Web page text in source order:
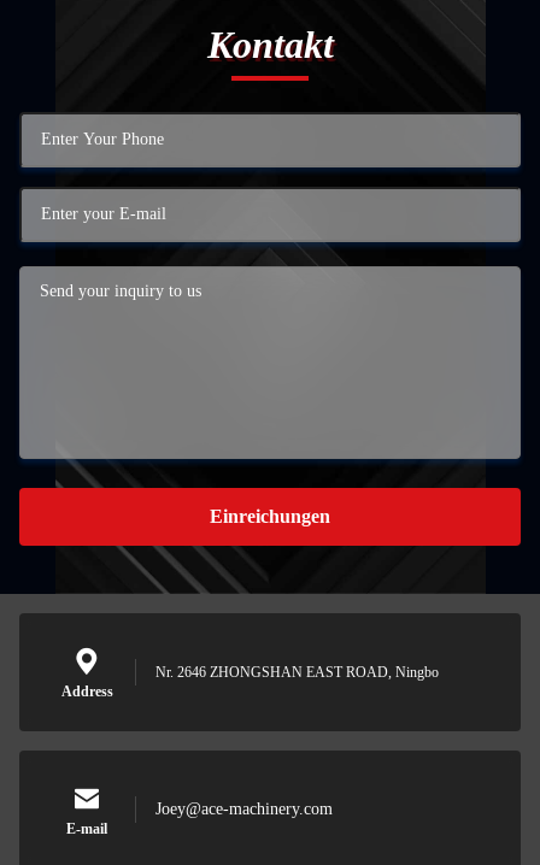
Kontakt
Einreichungen
Address
Nr. 2646 ZHONGSHAN EAST ROAD, Ningbo
E-mail
Joey@ace-machinery.com